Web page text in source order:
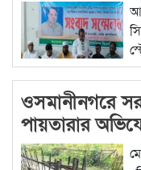
ওসমানীনগরে
পায়তারার